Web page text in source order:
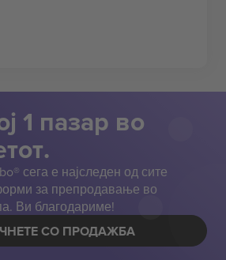
1 пазар во
сега е најследен од сите
за препродавање во
Ви благодариме!
СО ПРОДАЖБА